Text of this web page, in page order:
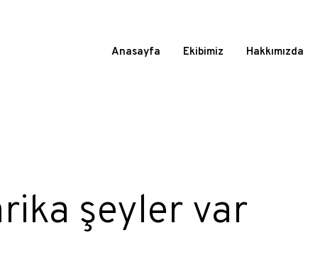
Anasayfa Ekibimiz Hakkımızda
şeyler var